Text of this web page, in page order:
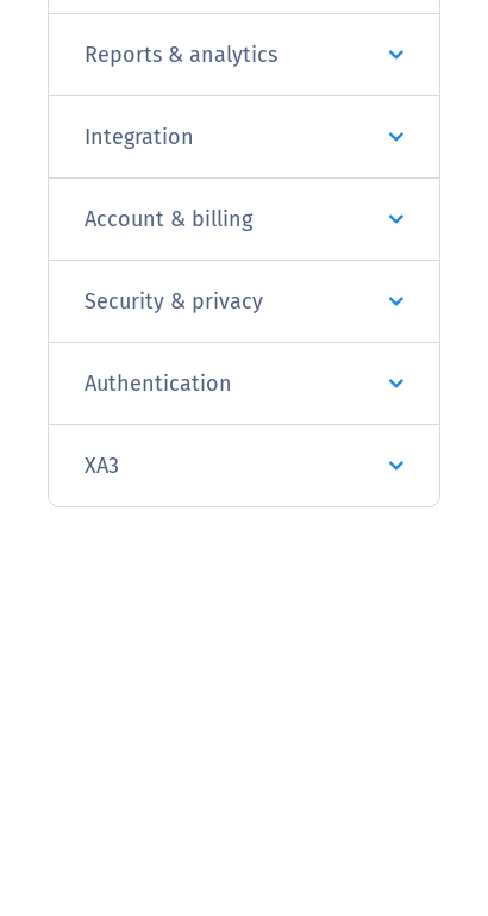
Reports & analytics
Integration
Account & billing
Security & privacy
Authentication
XA3